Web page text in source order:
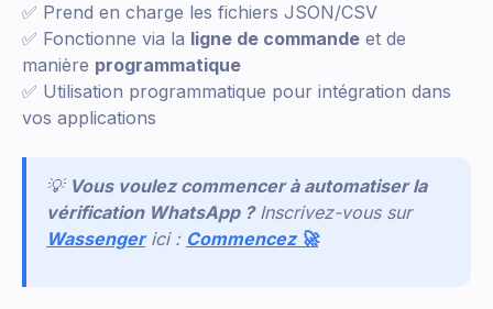
✅ Prend en charge les fichiers JSON/CSV
✅ Fonctionne via la ligne de commande et de
manière programmatique
✅ Utilisation programmatique pour intégration dans
vos applications
💡 Vous voulez commencer à automatiser la
vérification WhatsApp ? Inscrivez-vous sur
Wassenger ici : Commencez 🚀